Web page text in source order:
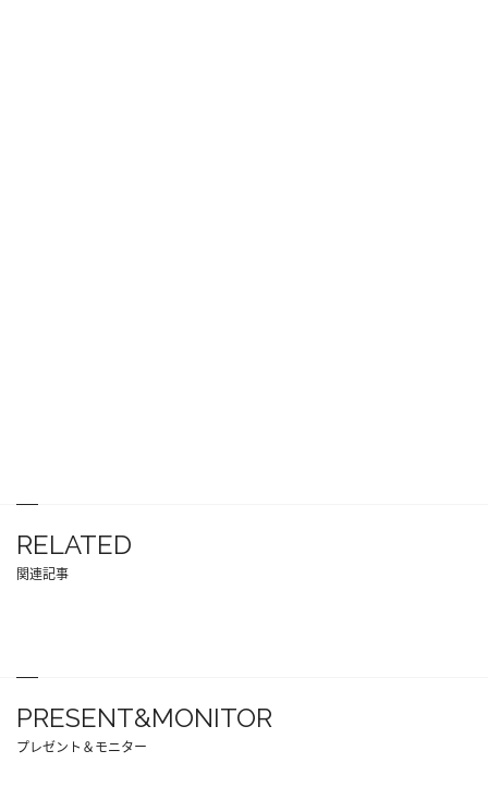
RELATED
関連記事
PRESENT&MONITOR
プレゼント＆モニター